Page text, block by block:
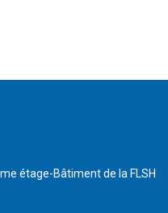
étage-Bâtiment de la FLSH